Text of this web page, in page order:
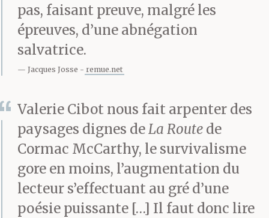
Ta mort griffe ma joue
de ses épines. Elle
s’accroche à mes
vêtements. J’observe le
silence s’enrouler
autour de mes épaules
comme une écharpe de
ronces.
pas, faisant preuve, malgré les
épreuves, d’une abnégation
salvatrice.
Jacques Josse remue.net
Valerie Cibot nous fait arpenter des
paysages dignes deLa Route de
Cormac McCarthy, le survivalisme
gore en moins, l’augmentation du
lecteur s’effectuant au gré d’une
poésie puissante […] Il faut donc lire